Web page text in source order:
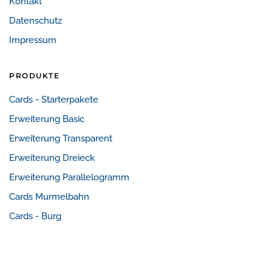
Datenschutz
Impressum
PRODUKTE
Cards - Starterpakete
Erweiterung Basic
Erweiterung Transparent
Erweiterung Dreieck
Erweiterung Parallelogramm
Cards Murmelbahn
Cards - Burg